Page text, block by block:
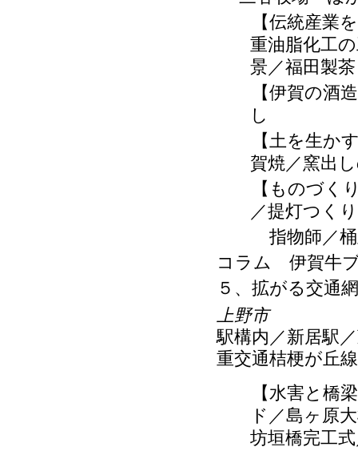
【伝統産業を
重油脂化工
景／福田製
【伊賀の酒造
し
【土を生かす
賀焼／窯出
【ものづくり
／提灯つく
指物師／桶直
コラム 伊賀牛
５、拡がる交通網
上野市
駅構内／新居駅
重交通桔梗が丘
【水害と橋梁
ド／島ヶ原
坊垣橋完工